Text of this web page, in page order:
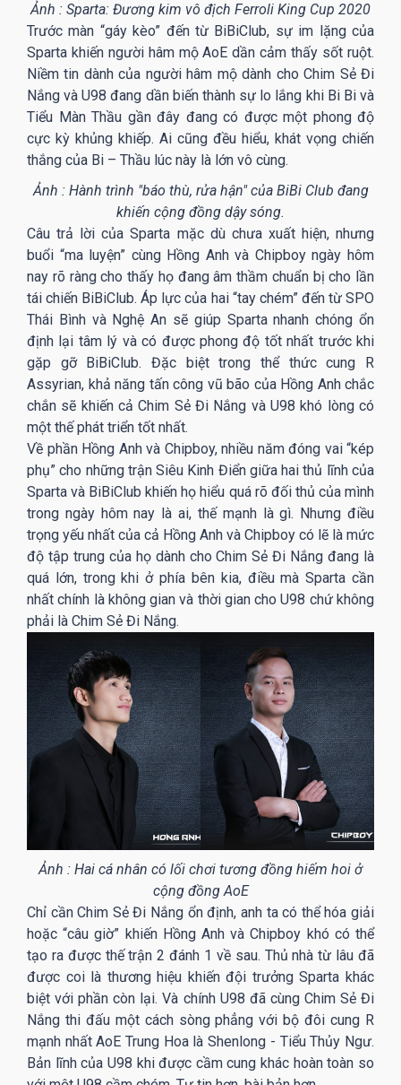
Ảnh : Sparta: Đương kim vô địch Ferroli King Cup 2020
Trước màn “gáy kèo” đến từ BiBiClub, sự im lặng của
Sparta khiến người hâm mộ AoE dần cảm thấy sốt ruột.
Niềm tin dành của người hâm mộ dành cho Chim Sẻ Đi
Nắng và U98 đang dần biến thành sự lo lắng khi Bi Bi và
Tiểu Màn Thầu gần đây đang có được một phong độ
cực kỳ khủng khiếp. Ai cũng đều hiểu, khát vọng chiến
thắng của Bi – Thầu lúc này là lớn vô cùng.
Ảnh : Hành trình "báo thù, rửa hận" của BiBi Club đang
khiến cộng đồng dậy sóng.
Câu trả lời của Sparta mặc dù chưa xuất hiện, nhưng
buổi “ma luyện” cùng Hồng Anh và Chipboy ngày hôm
nay rõ ràng cho thấy họ đang âm thầm chuẩn bị cho lần
tái chiến BiBiClub. Áp lực của hai “tay chém” đến từ SPO
Thái Bình và Nghệ An sẽ giúp Sparta nhanh chóng ổn
định lại tâm lý và có được phong độ tốt nhất trước khi
gặp gỡ BiBiClub. Đặc biệt trong thể thức cung R
Assyrian, khả năng tấn công vũ bão của Hồng Anh chắc
chắn sẽ khiến cả Chim Sẻ Đi Nắng và U98 khó lòng có
một thế phát triển tốt nhất.
Về phần Hồng Anh và Chipboy, nhiều năm đóng vai “kép
phụ” cho những trận Siêu Kinh Điển giữa hai thủ lĩnh của
Sparta và BiBiClub khiến họ hiểu quá rõ đối thủ của mình
trong ngày hôm nay là ai, thế mạnh là gì. Nhưng điều
trọng yếu nhất của cả Hồng Anh và Chipboy có lẽ là mức
độ tập trung của họ dành cho Chim Sẻ Đi Nắng đang là
quá lớn, trong khi ở phía bên kia, điều mà Sparta cần
nhất chính là không gian và thời gian cho U98 chứ không
phải là Chim Sẻ Đi Nắng.
Ảnh : Hai cá nhân có lối chơi tương đồng hiếm hoi ở
cộng đồng AoE
Chỉ cần Chim Sẻ Đi Nắng ổn định, anh ta có thể hóa giải
hoặc “câu giờ” khiến Hồng Anh và Chipboy khó có thể
tạo ra được thế trận 2 đánh 1 về sau. Thủ nhà từ lâu đã
được coi là thương hiệu khiến đội trưởng Sparta khác
biệt với phần còn lại. Và chính U98 đã cùng Chim Sẻ Đi
Nắng thi đấu một cách sòng phẳng với bộ đôi cung R
mạnh nhất AoE Trung Hoa là Shenlong - Tiểu Thủy Ngư.
Bản lĩnh của U98 khi được cầm cung khác hoàn toàn so